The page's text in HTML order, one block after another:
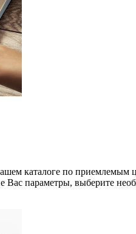
каталоге по приемлемым
Вас параметры, выберите